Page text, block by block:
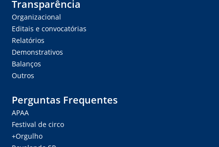
Transparência
Organizacional
Editais e convocatórias
Relatórios
Demonstrativos
Balanços
Outros
Perguntas Frequentes
APAA
Festival de circo
+Orgulho